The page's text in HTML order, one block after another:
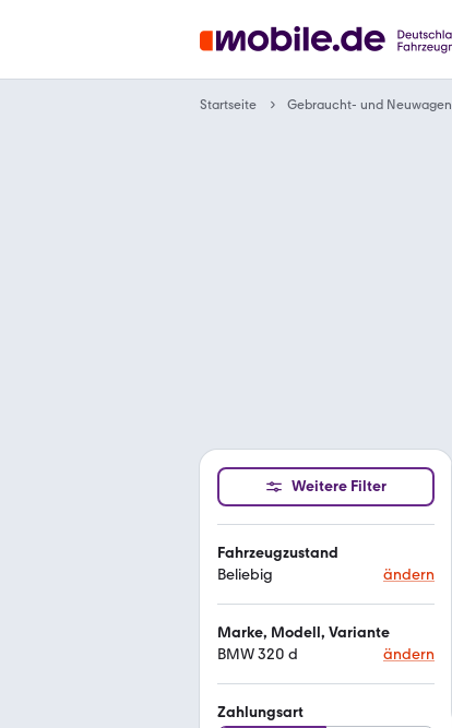
Startseite Gebraucht- und Neuwagen
Weitere Filter
Fahrzeugzustand
Beliebig
ändern
Marke, Modell, Variante
BMW 320 d
ändern
Zahlungsart